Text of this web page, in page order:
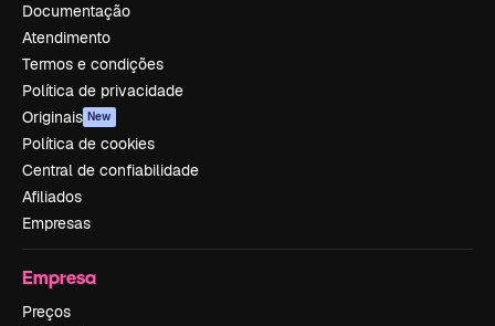
Documentação
Atendimento
Termos e condições
Política de privacidade
Originais New
Política de cookies
Central de confiabilidade
Afiliados
Empresas
Empresa
Preços